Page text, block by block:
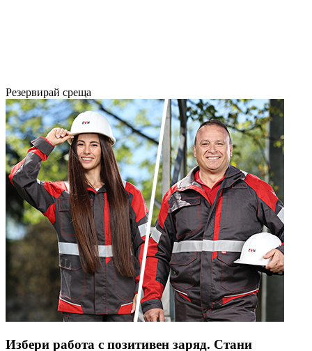
Резервирай среща
Избери работа с позитивен заряд. Стани